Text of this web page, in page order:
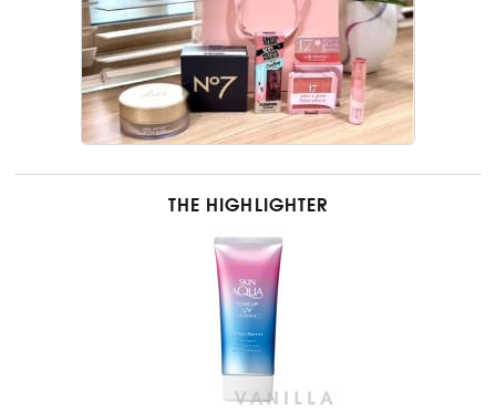
THE HIGHLIGHTER